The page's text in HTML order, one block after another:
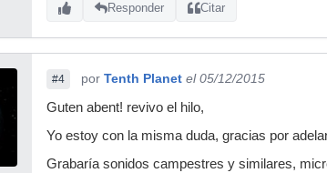
Responder Citar
#4 por Tenth Planet el 05/12/2015
Guten abent! revivo el hilo,
Yo estoy con la misma duda, gracias por
Grabaría sonidos campestres y similares,